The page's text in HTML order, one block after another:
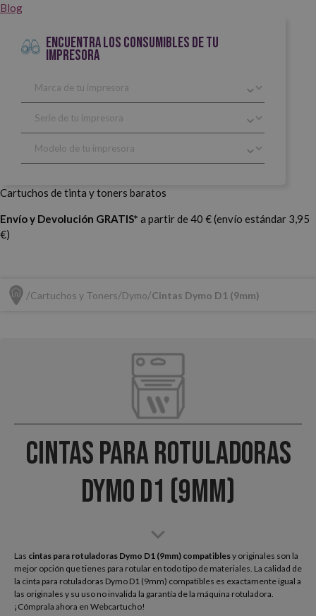
Blog
ENCUENTRA LOS CONSUMIBLES DE TU
IMPRESORA
Cartuchos de tinta y toners baratos
Envío y Devolución GRATIS* a partir de 40 € (envío estándar 3,95
€)
Cartuchos y Toners Dymo Cintas Dymo D1 (9mm)
Cintas para Rotuladoras
Dymo D1 (9mm)
Las cintas para rotuladoras Dymo D1 (9mm) compatiblesy originales son la
mejor opción que tienes para rotular en todo tipo de materiales. La calidad de
la cinta para rotuladoras Dymo D1 (9mm) compatibles es exactamente igual a
las originales y su uso no invalida la garantía de la máquina rotuladora.
¡Cómprala ahora en Webcartucho!